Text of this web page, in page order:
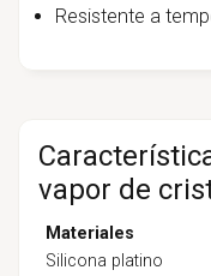
Resistente a
vapor de
Materiales
Silicona platino